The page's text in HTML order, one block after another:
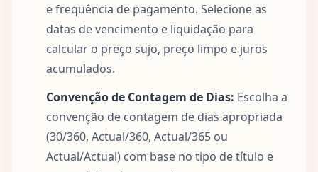
e frequência de pagamento. Selecione as
datas de vencimento e liquidação para
calcular o preço sujo, preço limpo e juros
acumulados.
Convenção de Contagem de Dias: Escolha a
convenção de contagem de dias apropriada
(30/360, Actual/360, Actual/365 ou
Actual/Actual) com base no tipo de título e